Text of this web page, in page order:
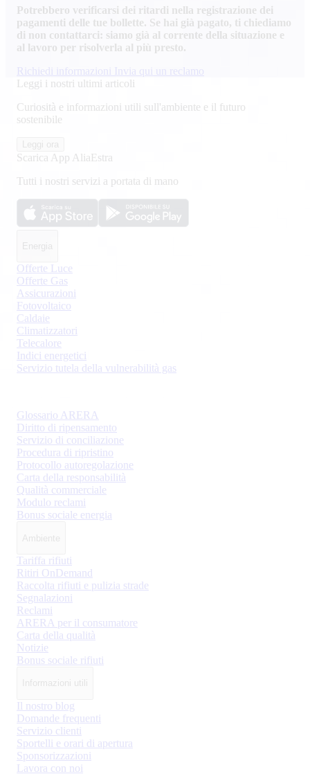
Potrebbero verificarsi dei ritardi nella registrazione dei
pagamenti delle tue bollette. Se hai già pagato, ti chiediamo
di non contattarci: siamo già al corrente della situazione e
al lavoro per risolverla al più presto.
Richiedi informazioni
Invia qui un reclamo
Leggi i nostri ultimi articoli
Curiosità e informazioni utili sull'ambiente e il futuro
sostenibile
Leggi ora
Scarica App AliaEstra
Tutti i nostri servizi a portata di mano
Energia
Offerte Luce
Offerte Gas
Assicurazioni
Fotovoltaico
Caldaie
Climatizzatori
Telecalore
Indici energetici
Servizio tutela della vulnerabilità gas
Glossario ARERA
Diritto di ripensamento
Servizio di conciliazione
Procedura di ripristino
Protocollo autoregolazione
Carta della responsabilità
Qualità commerciale
Modulo reclami
Bonus sociale energia
Ambiente
Tariffa rifiuti
Ritiri OnDemand
Raccolta rifiuti e pulizia strade
Segnalazioni
Reclami
ARERA per il consumatore
Carta della qualità
Notizie
Bonus sociale rifiuti
Informazioni utili
Il nostro blog
Domande frequenti
Servizio clienti
Sportelli e orari di apertura
Sponsorizzazioni
Lavora con noi